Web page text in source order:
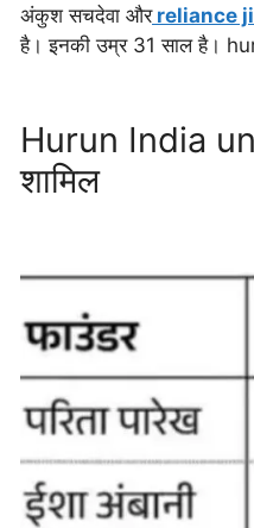
अंकुश सचदेवा औरreliance
है। इनकी उम्र 31 साल है।
Hurun India
शामिल